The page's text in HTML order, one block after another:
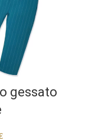
gessato